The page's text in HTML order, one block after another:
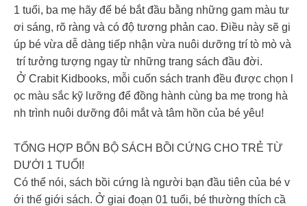
1 tuổi, ba mẹ hãy để bé bắt đầu bằng những gam màu tư
ơi sáng, rõ ràng và có độ tương phản cao. Điều này sẽ gi
úp bé vừa dễ dàng tiếp nhận vừa nuôi dưỡng trí tò mò và
trí tưởng tượng ngay từ những trang sách đầu đời.
Ở Crabit Kidbooks, mỗi cuốn sách tranh đều được chọn l
ọc màu sắc kỹ lưỡng để đồng hành cùng ba mẹ trong hà
nh trình nuôi dưỡng đôi mắt và tâm hồn của bé yêu!
TỔNG HỢP BỐN BỘ SÁCH BỒI CỨNG CHO TRẺ TỪ
DƯỚI 1 TUỔI!
Có thể nói, sách bồi cứng là người bạn đầu tiên của bé v
ới thế giới sách. Ở giai đoạn 01 tuổi, bé thường thích cầ